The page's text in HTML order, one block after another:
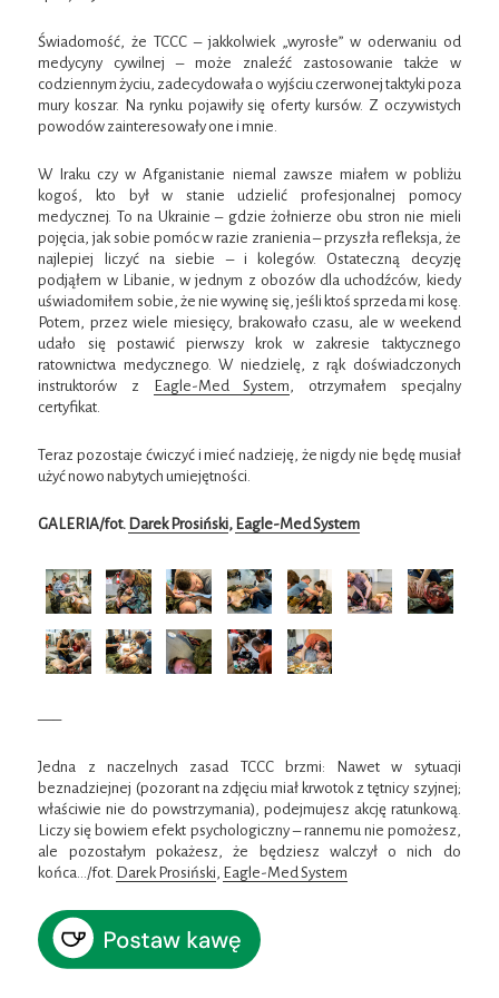
Świadomość, że TCCC – jakkolwiek „wyrosłe” w oderwaniu od
medycyny cywilnej – może znaleźć zastosowanie także w
codziennym życiu, zadecydowała o wyjściu czerwonej taktyki poza
mury koszar. Na rynku pojawiły się oferty kursów. Z oczywistych
powodów zainteresowały one i mnie.
W Iraku czy w Afganistanie niemal zawsze miałem w pobliżu
kogoś, kto był w stanie udzielić profesjonalnej pomocy
medycznej. To na Ukrainie – gdzie żołnierze obu stron nie mieli
pojęcia, jak sobie pomóc w razie zranienia – przyszła refleksja, że
najlepiej liczyć na siebie – i kolegów. Ostateczną decyzję
podjąłem w Libanie, w jednym z obozów dla uchodźców, kiedy
uświadomiłem sobie, że nie wywinę się, jeśli ktoś sprzeda mi kosę.
Potem, przez wiele miesięcy, brakowało czasu, ale w weekend
udało się postawić pierwszy krok w zakresie taktycznego
ratownictwa medycznego. W niedzielę, z rąk doświadczonych
instruktorów z
Eagle-Med System , otrzymałem specjalny
certyfikat.
Teraz pozostaje ćwiczyć i mieć nadzieję, że nigdy nie będę musiał
użyć nowo nabytych umiejętności.
GALERIA/fot. Darek Prosiński, Eagle-Med System
—–
Jedna z naczelnych zasad TCCC brzmi: Nawet w sytuacji
beznadziejnej (pozorant na zdjęciu miał krwotok z tętnicy szyjnej;
właściwie nie do powstrzymania), podejmujesz akcję ratunkową.
Liczy się bowiem efekt psychologiczny – rannemu nie pomożesz,
ale pozostałym pokażesz, że będziesz walczył o nich do
końca…/fot. Darek Prosiński, Eagle-Med System